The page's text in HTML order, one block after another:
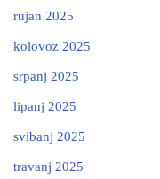
rujan 2025
kolovoz 2025
srpanj 2025
lipanj 2025
svibanj 2025
travanj 2025